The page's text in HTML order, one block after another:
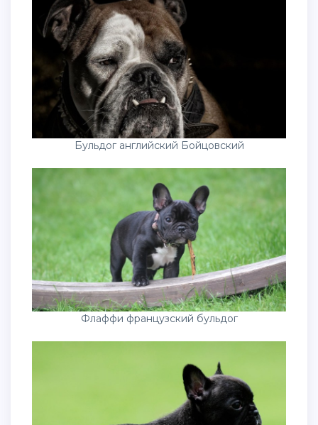
Бульдог английский Бойцовский
Флаффи французский бульдог